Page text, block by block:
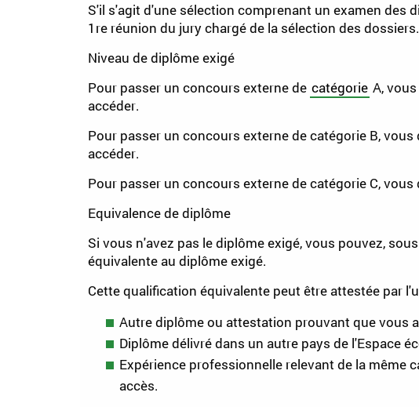
S'il s'agit d'une sélection comprenant un examen des
1 re réunion du jury chargé de la sélection des dossiers.
Niveau de diplôme exigé
Pour passer un concours externe de catégorie A,
accéder.
Pour passer un concours externe de catégorie B,
accéder.
Pour passer un concours externe de catégorie C,
Equivalence de diplôme
Si vous n'avez pas le diplôme exigé, vous pouvez,
équivalente au diplôme exigé.
Cette qualification équivalente peut être attestée par
Autre diplôme ou attestation prouvant que vous
Diplôme délivré dans un autre pays de l'Espace
Expérience professionnelle relevant de la même
accès.